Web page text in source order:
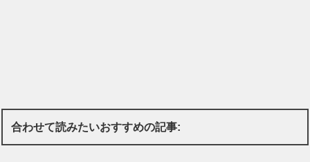
合わせて読みたいおすすめの記事: